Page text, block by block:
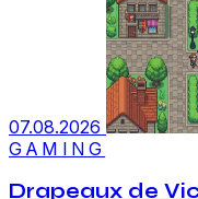
07.08.2026
GAMING
Drapeaux de